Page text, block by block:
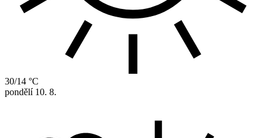
30/14 °C
pondělí 10. 8.